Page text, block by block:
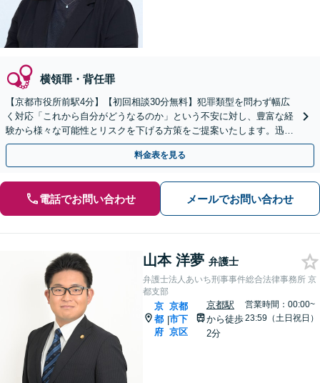
横領罪・背任罪
【京都市役所前駅4分】【初回相談30分無料】犯罪類型を問わず幅広
く対応「これから自分がどうなるのか」という不安に対し、豊富な経
験から様々な可能性とリスクを下げる方策をご提案いたします。迅速
なレスポンス体制で臨機応変に対応【休日・夜間相談可】
料金表を見る
電話でお問い合わせ メールでお問い合わせ
山本 洋夢 弁護士
弁護士法人あいち刑事事件総合法律事務所 京
都支部
京
都
府
|
京都
市下
京区
京都駅
から徒歩
2分
営業時間：00:00~
23:59（土日祝日）